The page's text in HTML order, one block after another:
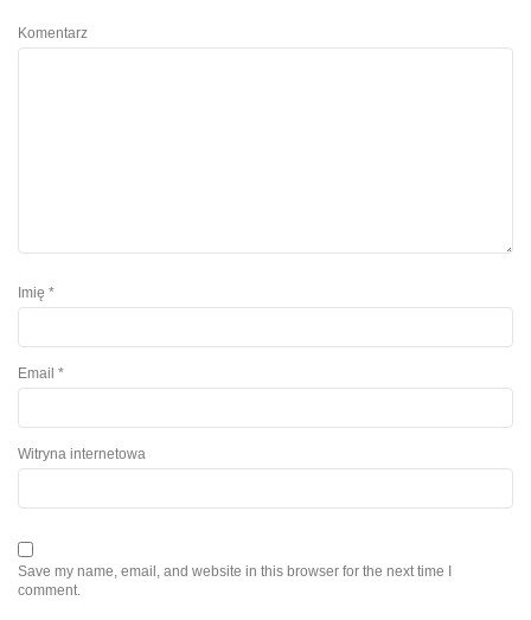
Komentarz
Imię *
Email *
Witryna internetowa
Save my name, email, and website in this browser for the next time I
comment.